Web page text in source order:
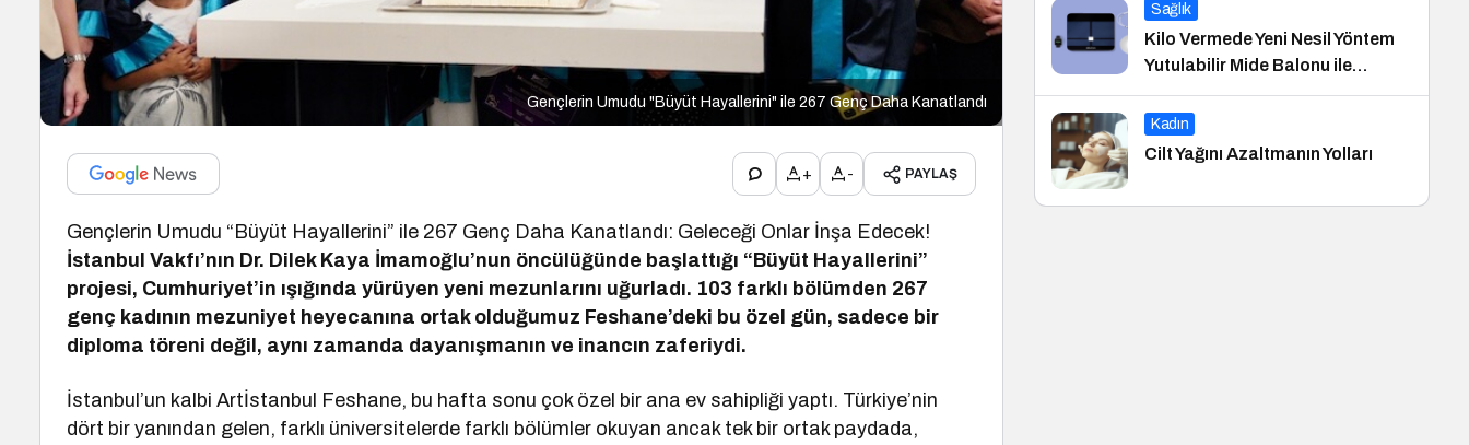
Gençlerin Umudu "Büyüt Hayallerini" ile 267 Genç Daha Kanatlandı
+ - PAYLAŞ
Gençlerin Umudu “Büyüt Hayallerini” ile 267 Genç Daha Kanatlandı: Geleceği Onlar İnşa Edecek!
İstanbul Vakfı’nın Dr. Dilek Kaya İmamoğlu’nun öncülüğünde başlattığı “Büyüt Hayallerini”
projesi, Cumhuriyet’in ışığında yürüyen yeni mezunlarını uğurladı. 103 farklı bölümden 267
genç kadının mezuniyet heyecanına ortak olduğumuz Feshane’deki bu özel gün, sadece bir
diploma töreni değil, aynı zamanda dayanışmanın ve inancın zaferiydi.
İstanbul’un kalbi Artİstanbul Feshane, bu hafta sonu çok özel bir ana ev sahipliği yaptı. Türkiye’nin
dört bir yanından gelen, farklı üniversitelerde farklı bölümler okuyan ancak tek bir ortak paydada,
Sağlık
Kilo Vermede Yeni Nesil Yöntem
Yutulabilir Mide Balonu ile
Ameliyatsız Konforlu ve Hızlı Bir
Çözüm
Kadın
Cilt Yağını Azaltmanın Yolları